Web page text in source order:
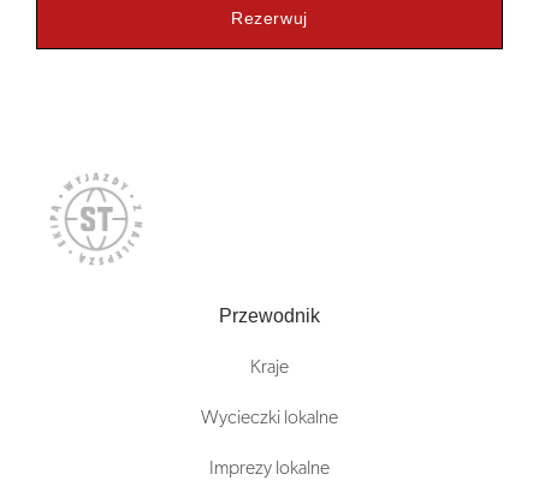
Rezerwuj
Przewodnik
Kraje
Wycieczki lokalne
Imprezy lokalne